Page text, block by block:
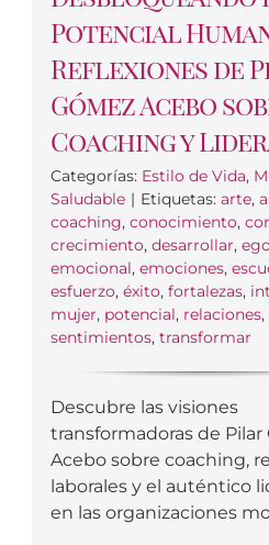
Potencial
Reflexiones de
Gómez Acebo
Coaching y
Categorías: Estilo de Vida,
Saludable | Etiquetas: arte,
coaching, conocimiento,
crecimiento, desarrollar, ego
emocional, emociones,
esfuerzo, éxito, fortalezas,
mujer, potencial, relaciones,
sentimientos, transformar
Descubre las visiones
transformadoras de Pilar
Acebo sobre coaching,
laborales y el auténtico
en las organizaciones